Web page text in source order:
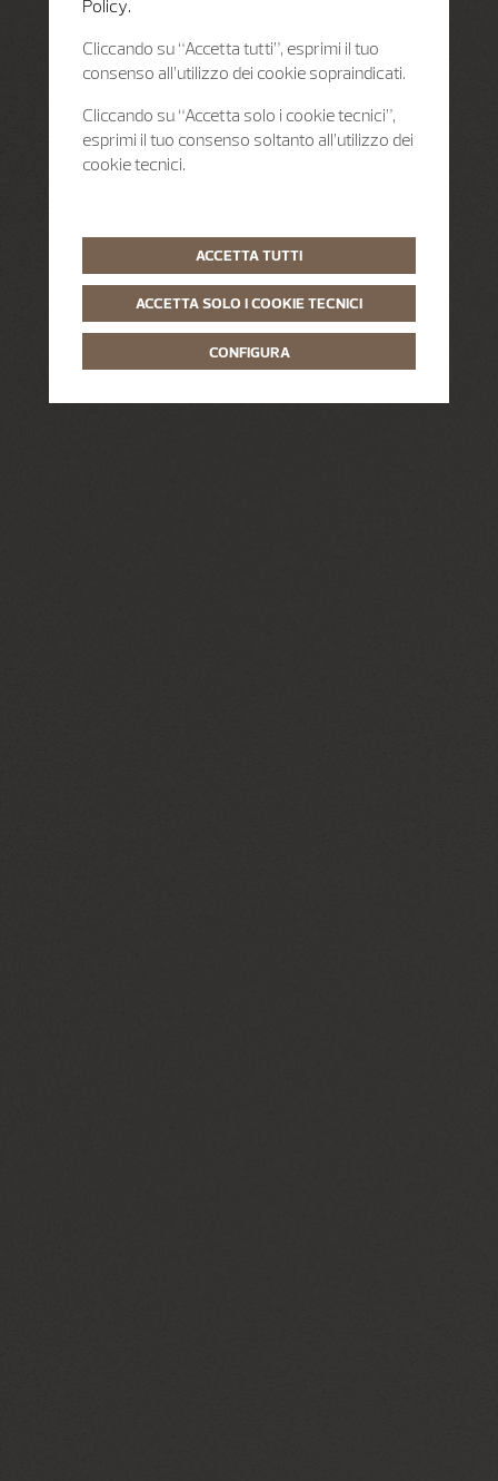
Policy.
Cliccando su “Accetta tutti”, esprimi il tuo
consenso all’utilizzo dei cookie sopraindicati.
Cliccando su “Accetta solo i cookie tecnici”,
esprimi il tuo consenso soltanto all’utilizzo dei
cookie tecnici.
ACCETTA TUTTI
ACCETTA SOLO I COOKIE TECNICI
CONFIGURA